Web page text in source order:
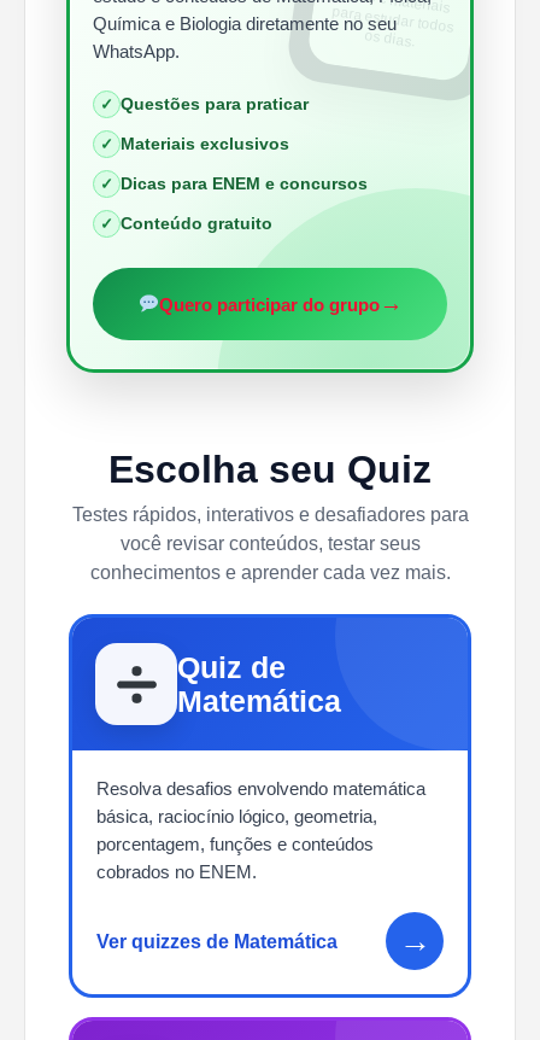
Química e Biologia diretamente no seu
WhatsApp.
✓ Questões para praticar
✓ Materiais exclusivos
✓ Dicas para ENEM e concursos
✓ Conteúdo gratuito
Quero participar do grupo→
os dias.
Escolha seu Quiz
Testes rápidos, interativos e desafiadores para
você revisar conteúdos, testar seus
conhecimentos e aprender cada vez mais.
Quiz de
Matemática
Resolva desafios envolvendo matemática
básica, raciocínio lógico, geometria,
porcentagem, funções e conteúdos
cobrados no ENEM.
Ver quizzes de Matemática →